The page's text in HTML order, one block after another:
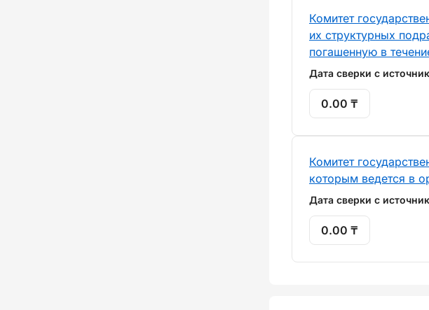
Комитет
их структурных
погашенную в
Дата сверки с
0.00 ₸
Комитет
которым ведется в
Дата сверки с
0.00 ₸